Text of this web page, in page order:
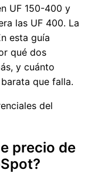
UF 150-400 y
las UF 400. La
esta guía
qué dos
y cuánto
que falla.
del
precio de